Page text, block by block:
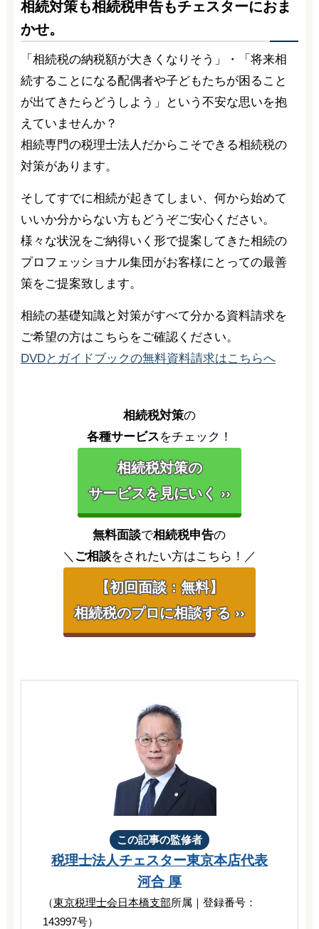
相続対策も相続税申告もチェスターにおま
かせ。
「相続税の納税額が大きくなりそう」・「将来相
続することになる配偶者や子どもたちが困ること
が出てきたらどうしよう」という不安な思いを抱
えていませんか？
相続専門の税理士法人だからこそできる相続税の
対策があります。
そしてすでに相続が起きてしまい、何から始めて
いいか分からない方もどうぞご安心ください。
様々な状況をご納得いく形で提案してきた相続の
プロフェッショナル集団がお客様にとっての最善
策をご提案致します。
相続の基礎知識と対策がすべて分かる資料請求を
ご希望の方はこちらをご確認ください。
DVDとガイドブックの無料資料請求はこちらへ
相続税対策の
各種サービスをチェック！
相続税対策の
サービスを見にいく ››
無料面談で相続税申告の
＼ ご相談をされたい方はこちら！／
【初回面談：無料】
相続税のプロに相談する ››
この記事の監修者
税理士法人チェスター東京本店代表
河合 厚
（東京税理士会日本橋支部所属｜登録番号：
143997号）